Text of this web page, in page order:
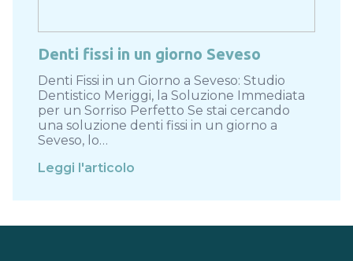
Denti fissi in un giorno Seveso
Denti Fissi in un Giorno a Seveso: Studio
Dentistico Meriggi, la Soluzione Immediata
per un Sorriso Perfetto Se stai cercando
una soluzione denti fissi in un giorno a
Seveso, lo…
Leggi l'articolo